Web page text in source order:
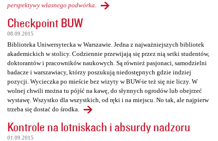
perspektywy własnego podwórka
Checkpoint BUW
08.09.2015
Biblioteka Uniwersytecka w Warszawie. Jedna z najważniejszych bibliotek
akademickich w stolicy. Codziennie przewijają się przez nią setki studentów,
doktorantów i pracowników naukowych. Są również pasjonaci, samodzielni
badacze i warszawiacy, którzy poszukują niedostępnych gdzie indziej
pozycji. Wycieczka po mieście bez wizyty w BUW-ie też się nie liczy. W
wolnej chwili można tu pójść na kawę, do słynnych ogrodów lub obejrzeć
wystawę. Wszystko dla wszystkich, od ręki i na miejscu. No tak, ale najpierw
trzeba się dostać do środka.
Kontrole na lotniskach i absurdy nadzoru
01.09.2015